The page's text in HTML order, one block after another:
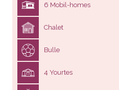
6 Mobil-homes
Chalet
Bulle
4 Yourtes